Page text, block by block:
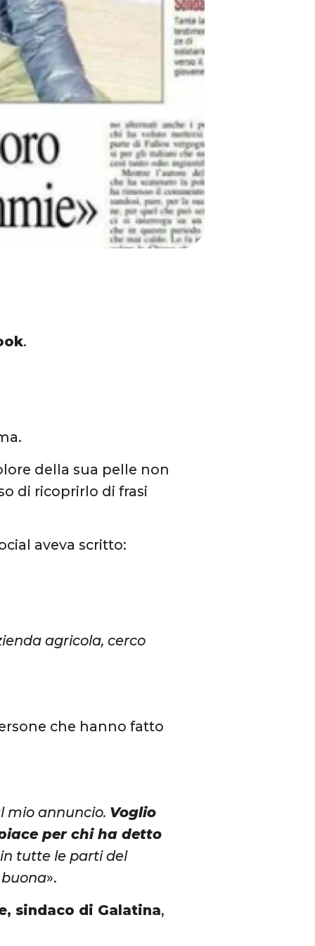
.
della sua pelle non
di ricoprirlo di frasi
aveva scritto:
agricola, cerco
che hanno fatto
mio annuncio. Voglio
per chi ha detto
in tutte le parti del
».
sindaco di Galatina,